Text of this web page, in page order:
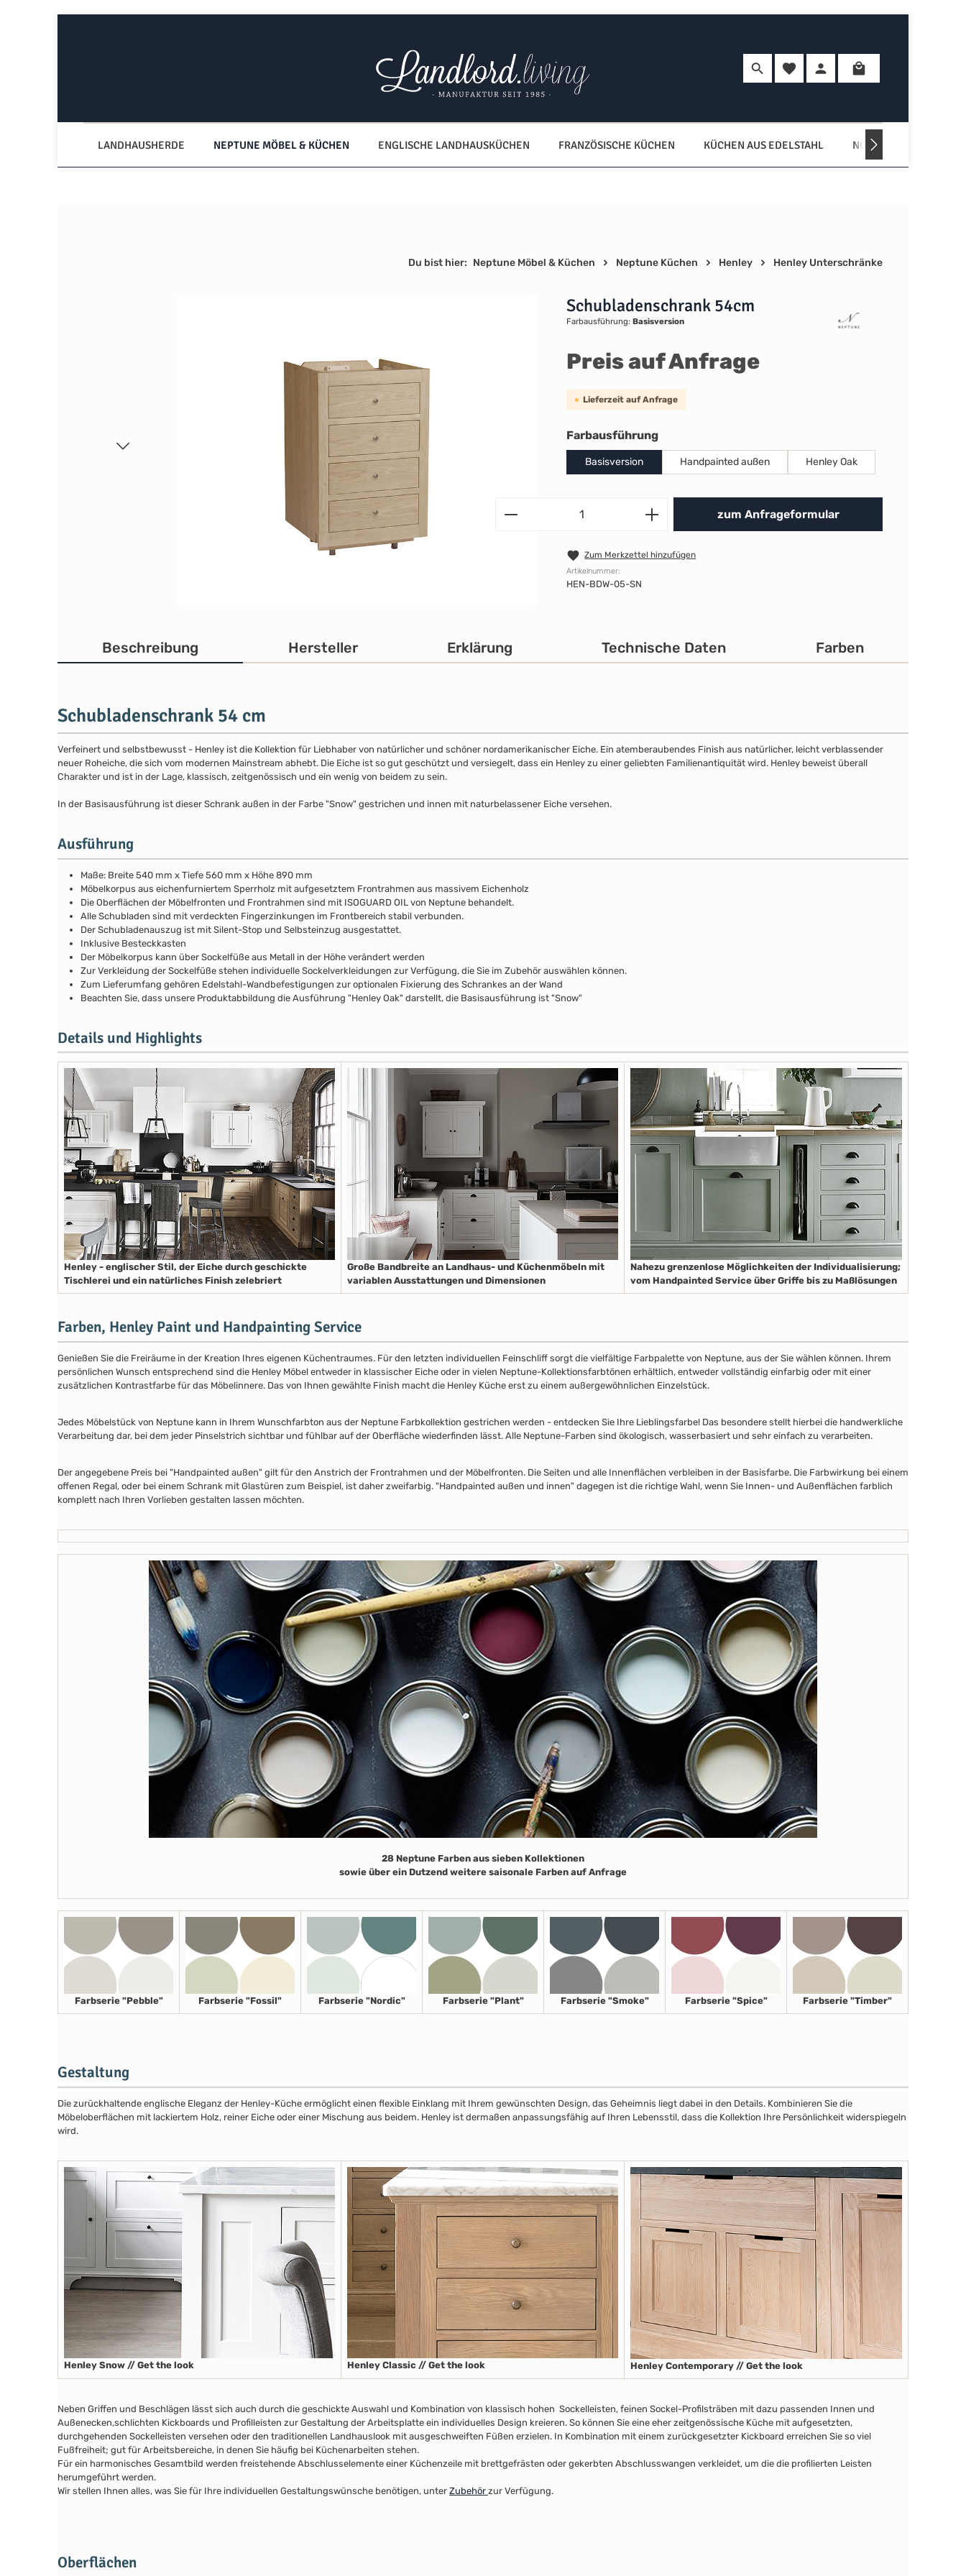
Du hast 0 Produkte auf dem Merkzettel
Warenkorb
LANDHAUSHERDE NEPTUNE MÖBEL & KÜCHEN ENGLISCHE LANDHAUSKÜCHEN FRANZÖSISCHE KÜCHEN KÜCHEN AUS EDELSTAHL NORDISCHE KÜCHEN
Du bist hier: Neptune Möbel & Küchen Neptune Küchen Henley Henley Unterschränke
Schubladenschrank 54cm
Farbausführung: Basisversion
Preis auf Anfrage
Lieferzeit auf Anfrage
Farbausführungauswählen
Basisversion Handpainted außen Henley Oak
Produkt Anzahl: Gib den
zum Anfrageformular
Zum Merkzettel hinzufügen
Artikelnummer:
HEN-BDW-05-SN
Beschreibung Hersteller Erklärung Technische Daten Farben
Schubladenschrank 54 cm
Verfeinert und selbstbewusst - Henley ist die Kollektion für Liebhaber von natürlicher und schöner nordamerikanischer Eiche. Ein atemberaubendes Finish aus natürlicher, leicht verblassender
neuer Roheiche, die sich vom modernen Mainstream abhebt. Die Eiche ist so gut geschützt und versiegelt, dass ein Henley zu einer geliebten Familienantiquität wird. Henley beweist überall
Charakter und ist in der Lage, klassisch, zeitgenössisch und ein wenig von beidem zu sein.
In der Basisausführung ist dieser Schrank außen in der Farbe "Snow" gestrichen und innen mit naturbelassener Eiche versehen.
Ausführung
Maße: Breite 540 mm x Tiefe 560 mm x Höhe 890 mm
Möbelkorpus aus eichenfurniertem Sperrholz mit aufgesetztem Frontrahmen aus massivem Eichenholz
Die Oberflächen der Möbelfronten und Frontrahmen sind mit ISOGUARD OIL von Neptune behandelt.
Alle Schubladen sind mit verdeckten Fingerzinkungen im Frontbereich stabil verbunden.
Der Schubladenauszug ist mit Silent-Stop und Selbsteinzug ausgestattet.
Inklusive Besteckkasten
Der Möbelkorpus kann über Sockelfüße aus Metall in der Höhe verändert werden
Zur Verkleidung der Sockelfüße stehen individuelle Sockelverkleidungen zur Verfügung, die Sie im Zubehör auswählen können.
Zum Lieferumfang gehören Edelstahl-Wandbefestigungen zur optionalen Fixierung des Schrankes an der Wand
Beachten Sie, dass unsere Produktabbildung die Ausführung "Henley Oak" darstellt, die Basisausführung ist "Snow"
Details und Highlights
Henley - englischer Stil, der Eiche durch geschickte
Tischlerei und ein natürliches Finish zelebriert
Große Bandbreite an Landhaus- und Küchenmöbeln mit
variablen Ausstattungen und Dimensionen
Nahezu grenzenlose Möglichkeiten der Individualisierung;
vom Handpainted Service über Griffe bis zu Maßlösungen
Farben, Henley Paint und Handpainting Service
Genießen Sie die Freiräume in der Kreation Ihres eigenen Küchentraumes. Für den letzten individuellen Feinschliff sorgt die vielfältige Farbpalette von Neptune, aus der Sie wählen können. Ihrem
persönlichen Wunsch entsprechend sind die Henley Möbel entweder in klassischer Eiche oder in vielen Neptune-Kollektionsfarbtönen erhältlich, entweder vollständig einfarbig oder mit einer
zusätzlichen Kontrastfarbe für das Möbelinnere. Das von Ihnen gewählte Finish macht die Henley Küche erst zu einem außergewöhnlichen Einzelstück.
Jedes Möbelstück von Neptune kann in Ihrem Wunschfarbton aus der Neptune Farbkollektion gestrichen werden - entdecken Sie Ihre Lieblingsfarbe! Das besondere stellt hierbei die handwerkliche
Verarbeitung dar, bei dem jeder Pinselstrich sichtbar und fühlbar auf der Oberfläche wiederfinden lässt. Alle Neptune-Farben sind ökologisch, wasserbasiert und sehr einfach zu verarbeiten.
Der angegebene Preis bei "Handpainted außen" gilt für den Anstrich der Frontrahmen und der Möbelfronten. Die Seiten und alle Innenflächen verbleiben in der Basisfarbe. Die Farbwirkung bei einem
offenen Regal, oder bei einem Schrank mit Glastüren zum Beispiel, ist daher zweifarbig. "Handpainted außen und innen" dagegen ist die richtige Wahl, wenn Sie Innen- und Außenflächen farblich
komplett nach Ihren Vorlieben gestalten lassen möchten.
28 Neptune Farben aus sieben Kollektionen
sowie über ein Dutzend weitere saisonale Farben auf Anfrage
Farbserie "Pebble" Farbserie "Fossil" Farbserie "Nordic" Farbserie "Plant" Farbserie "Smoke" Farbserie "Spice" Farbserie "Timber"
Gestaltung
Die zurückhaltende englische Eleganz der Henley-Küche ermöglicht einen flexible Einklang mit Ihrem gewünschten Design, das Geheimnis liegt dabei in den Details. Kombinieren Sie die
Möbeloberflächen mit lackiertem Holz, reiner Eiche oder einer Mischung aus beidem. Henley ist dermaßen anpassungsfähig auf Ihren Lebensstil, dass die Kollektion Ihre Persönlichkeit widerspiegeln
wird.
Henley Snow // Get the look Henley Classic // Get the look Henley Contemporary // Get the look
Neben Griffen und Beschlägen lässt sich auch durch die geschickte Auswahl und Kombination von klassisch hohen Sockelleisten, feinen Sockel-Profilsträben mit dazu passenden Innen und
Außenecken,schlichten Kickboards und Profilleisten zur Gestaltung der Arbeitsplatte ein individuelles Design kreieren. So können Sie eine eher zeitgenössische Küche mit aufgesetzten,
durchgehenden Sockelleisten versehen oder den traditionellen Landhauslook mit ausgeschweiften Füßen erzielen. In Kombination mit einem zurückgesetzter Kickboard erreichen Sie so viel
Fußfreiheit; gut für Arbeitsbereiche, in denen Sie häufig bei Küchenarbeiten stehen.
Für ein harmonisches Gesamtbild werden freistehende Abschlusselemente einer Küchenzeile mit brettgefrästen oder gekerbten Abschlusswangen verkleidet, um die die profilierten Leisten
herumgeführt werden.
Wir stellen Ihnen alles, was Sie für Ihre individuellen Gestaltungswünsche benötigen, unter Zubehör zur Verfügung.
Oberflächen